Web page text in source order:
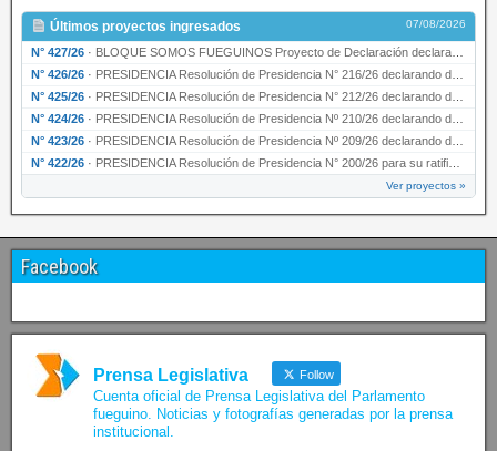
Últimos proyectos ingresados 07/08/2026
N° 427/26 · BLOQUE SOMOS FUEGUINOS Proyecto de Declaración declarando de interés provincial PRESIDENCI…
N° 426/26 · PRESIDENCIA Resolución de Presidencia N° 216/26 declarando de interés provincial la labor …
N° 425/26 · PRESIDENCIA Resolución de Presidencia N° 212/26 declarando de interés provincial el “50° A…
N° 424/26 · PRESIDENCIA Resolución de Presidencia Nº 210/26 declarando de interés provincial el proyec…
N° 423/26 · PRESIDENCIA Resolución de Presidencia Nº 209/26 declarando de interés provincial la presen…
N° 422/26 · PRESIDENCIA Resolución de Presidencia N° 200/26 para su ratificación.
Ver proyectos »
Facebook
Prensa Legislativa Follow
Cuenta oficial de Prensa Legislativa del Parlamento
fueguino. Noticias y fotografías generadas por la prensa
institucional.